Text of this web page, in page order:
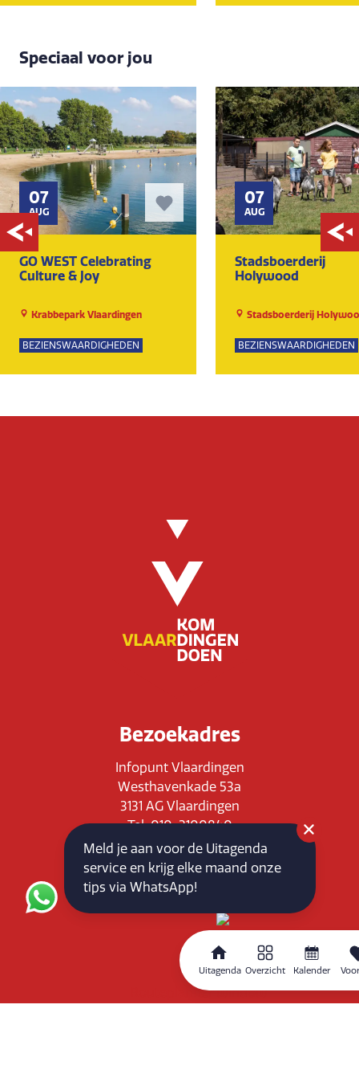
Uitagenda Overzicht Kalender
Speciaal voor jou
07
AUG
GO WEST Celebrating
Culture & Joy
Krabbepark Vlaardingen
BEZIENSWAARDIGHEDEN
07
AUG
Stadsboerderij
Holywood
Stadsboerderij
BEZIENSWAARDIGHEDEN
Bezoekadres
Infopunt Vlaardingen
Westhavenkade 53a
3131 AG Vlaardingen
Tel: 010-3100840
E-mail: info@vlaardingenpartners.nl
KvK: 71555544
BTW : NL858760939B01
Routeplanner
Meld je aan voor de Uitagenda
service en krijg elke maand onze
tips via WhatsApp!